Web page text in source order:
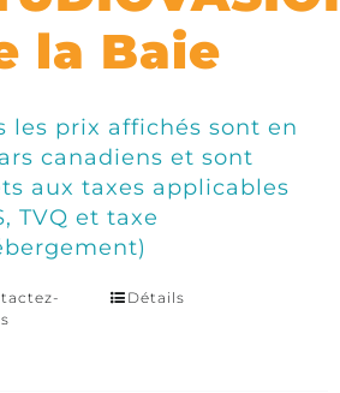
la Baie
les prix affichés sont en
canadiens et sont
aux taxes applicables
TVQ et taxe
Détails